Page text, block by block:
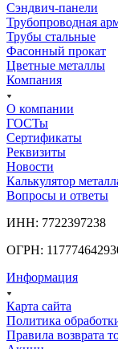
Сэндвич-панели
Трубопроводная
Трубы стальные
Фасонный прокат
Цветные металлы
Компания
О компании
ГОСТы
Сертификаты
Реквизиты
Новости
Калькулятор
Вопросы и ответы
ИНН: 7722397238
ОГРН:
Информация
Карта сайта
Политика
Правила возврата